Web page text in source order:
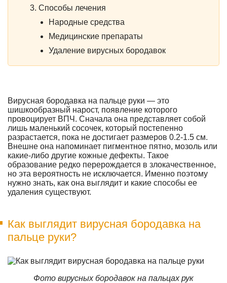
Способы лечения
Народные средства
Медицинские препараты
Удаление вирусных бородавок
Вирусная бородавка на пальце руки — это
шишкообразный нарост, появление которого
провоцирует ВПЧ. Сначала она представляет собой
лишь маленький сосочек, который постепенно
разрастается, пока не достигает размеров 0.2-1.5 см.
Внешне она напоминает пигментное пятно, мозоль или
какие-либо другие кожные дефекты. Такое
образование редко перерождается в злокачественное,
но эта вероятность не исключается. Именно поэтому
нужно знать, как она выглядит и какие способы ее
удаления существуют.
Как выглядит вирусная бородавка на
пальце руки?
Фото вирусных бородавок на пальцах рук